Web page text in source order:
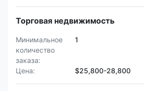
Торговая недвижимость
Минимальное
количество
заказа:
1
Цена: $25,800-28,800